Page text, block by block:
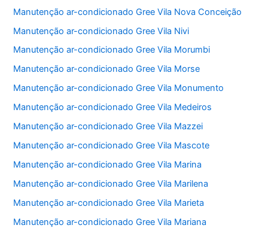
Manutenção ar-condicionado Gree Vila Nova Conceição
Manutenção ar-condicionado Gree Vila Nivi
Manutenção ar-condicionado Gree Vila Morumbi
Manutenção ar-condicionado Gree Vila Morse
Manutenção ar-condicionado Gree Vila Monumento
Manutenção ar-condicionado Gree Vila Medeiros
Manutenção ar-condicionado Gree Vila Mazzei
Manutenção ar-condicionado Gree Vila Mascote
Manutenção ar-condicionado Gree Vila Marina
Manutenção ar-condicionado Gree Vila Marilena
Manutenção ar-condicionado Gree Vila Marieta
Manutenção ar-condicionado Gree Vila Mariana